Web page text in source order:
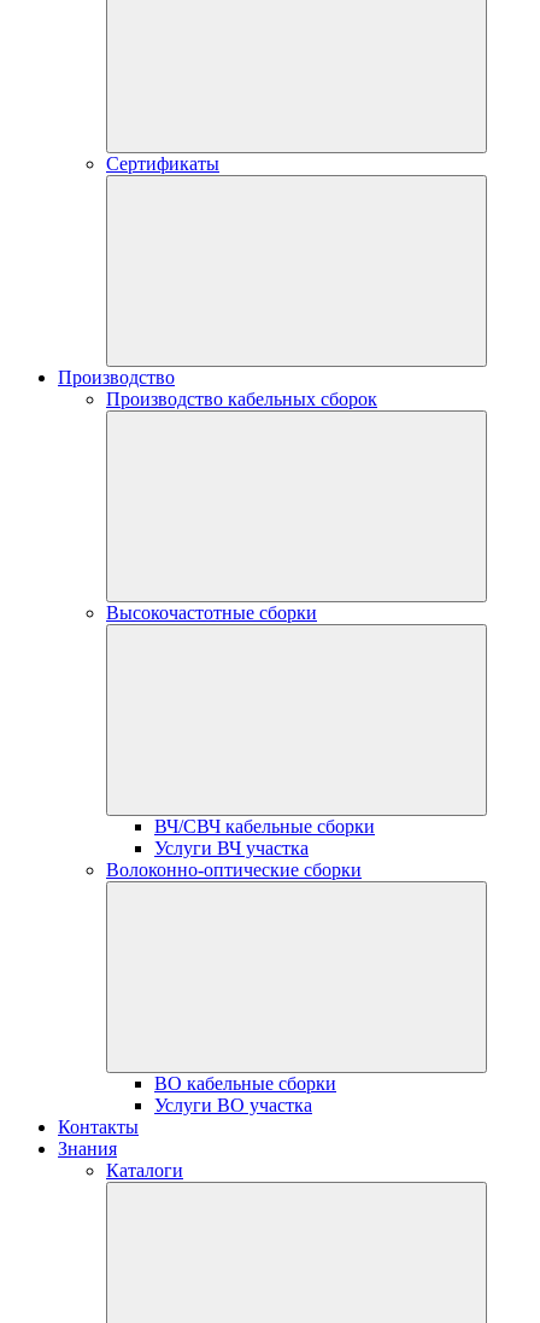
Сертификаты
Производство
Производство кабельных сборок
Высокочастотные сборки
ВЧ/СВЧ кабельные сборки
Услуги ВЧ участка
Волоконно-оптические сборки
ВО кабельные сборки
Услуги ВО участка
Контакты
Знания
Каталоги